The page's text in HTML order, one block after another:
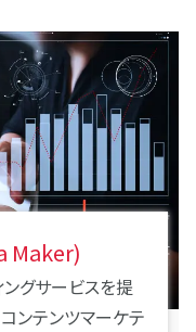
Maker)
グサービスを提
コンテンツマーケテ